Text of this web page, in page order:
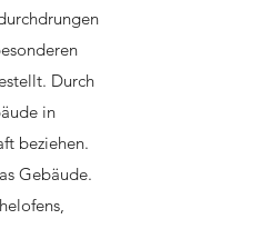
Durch
in
beziehen.
Gebäude.